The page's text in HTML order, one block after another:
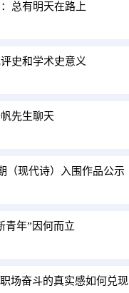
：总有明天在路上
史和学术史意义
先生聊天
（现代诗）入围作品公示
青年”因何而立
场奋斗的真实感如何兑现